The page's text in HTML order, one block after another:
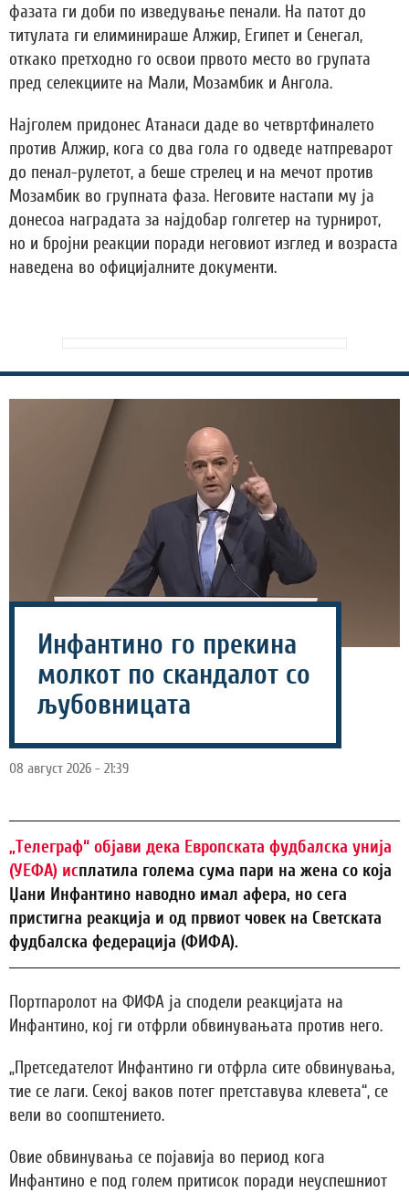
фазата ги доби по изведување пенали. На патот до
титулата ги елиминираше Алжир, Египет и Сенегал,
откако претходно го освои првото место во групата
пред селекциите на Мали, Мозамбик и Ангола.
Најголем придонес Атанаси даде во четвртфиналето
против Алжир, кога со два гола го одведе натпреварот
до пенал-рулетот, а беше стрелец и на мечот против
Мозамбик во групната фаза. Неговите настапи му ја
донесоа наградата за најдобар голгетер на турнирот,
но и бројни реакции поради неговиот изглед и возраста
наведена во официјалните документи.
Инфантино го прекина
молкот по скандалот со
љубовницата
08 август 2026 - 21:39
„Телеграф“ објави дека Европската фудбалска унија
(УЕФА) исплатила голема сума пари на жена со која
Џани Инфантино наводно имал афера, но сега
пристигна реакција и од првиот човек на Светската
фудбалска федерација (ФИФА).
Портпаролот на ФИФА ја сподели реакцијата на
Инфантино, кој ги отфрли обвинувањата против него.
„Претседателот Инфантино ги отфрла сите обвинувања,
тие се лаги. Секој ваков потег претставува клевета“, се
вели во соопштението.
Овие обвинувања се појавија во период кога
Инфантино е под голем притисок поради неуспешниот